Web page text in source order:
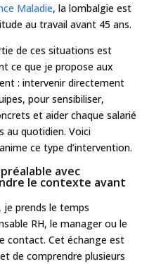
Maladie, la lombalgie est
au travail avant 45 ans.
de ces situations est
ce que je propose aux
: intervenir directement
pour sensibiliser,
et aider chaque salarié
au quotidien. Voici
ce type d’intervention.
avec
le contexte avant
prends le temps
RH, le manager ou le
contact. Cet échange est
de comprendre plusieurs